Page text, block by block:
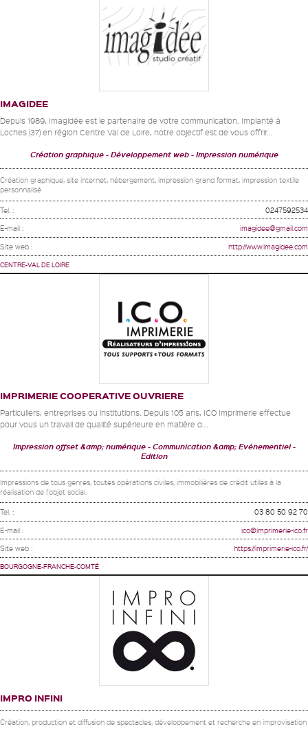
IMAGIDEE
Depuis 1989, Imagidée est le partenaire de votre communication. Implanté à
Loches (37) en région Centre Val de Loire, notre objectif est de vous offrir...
Création graphique Développement web Impression numérique
Création graphique, site internet, hébergement, impression grand format, impression textile
personnalisé
Tel. : 0247592534
E-mail : imagidee@gmail.com
Site web : http://www.imagidee.com
CENTRE-VAL DE LOIRE
IMPRIMERIE COOPERATIVE OUVRIERE
Particuliers, entreprises ou institutions. Depuis 105 ans, ICO Imprimerie effectue
pour vous un travail de qualité supérieure en matière d...
Impression offset &amp; numérique
Communication &amp; Evénementiel
Edition
Impressions de tous genres, toutes opérations civiles, immobilières de crédit utiles à la
réalisation de l'objet social.
Tel. : 03 80 50 92 70
E-mail : ico@imprimerie-ico.fr
Site web : https://imprimerie-ico.fr/
BOURGOGNE-FRANCHE-COMTÉ
IMPRO INFINI
Création, production et diffusion de spectacles, développement et recherche en improvisation